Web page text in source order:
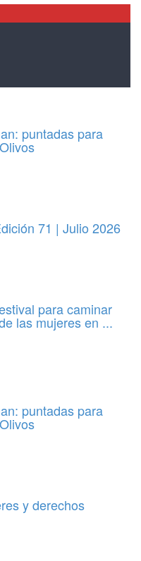
puntadas para
71 | Julio 2026
para caminar
las mujeres en ...
puntadas para
y derechos